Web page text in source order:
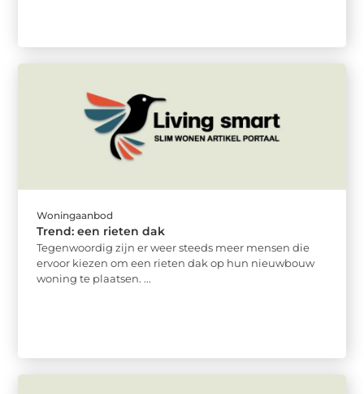
Woningaanbod
Trend: een rieten dak
Tegenwoordig zijn er weer steeds meer mensen die
ervoor kiezen om een rieten dak op hun nieuwbouw
woning te plaatsen. ...